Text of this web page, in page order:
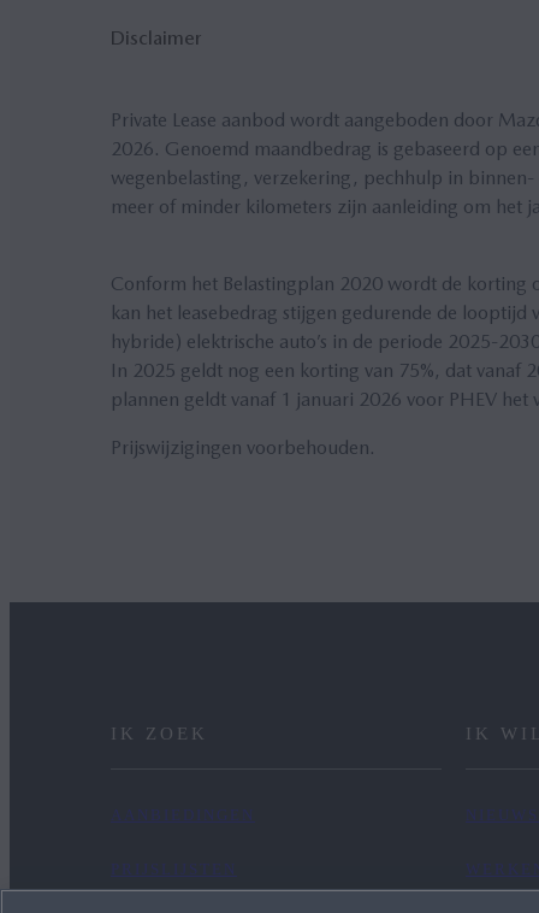
Disclaimer
Private Lease aanbod wordt aangeboden door
2026. Genoemd maandbedrag is gebaseerd op
wegenbelasting, verzekering, pechhulp in
meer of minder kilometers zijn aanleiding om het
Conform het Belastingplan 2020 wordt de korting
kan het leasebedrag stijgen gedurende de
hybride) elektrische auto’s in de periode 2025-
In 2025 geldt nog een korting van 75%, dat vanaf
plannen geldt vanaf 1 januari 2026 voor PHEV
Prijswijzigingen voorbehouden.
IK ZOEK
AANBIEDINGEN
PRIJSLIJSTEN
IK WIL